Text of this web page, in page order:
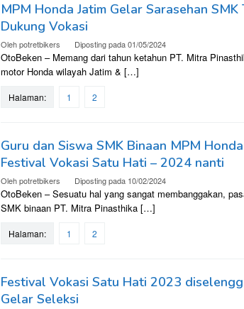
MPM Honda Jatim Gelar Sarasehan
Dukung Vokasi
Olehpotretbikers Diposting pada01/05/2024
OtoBeken – Memang dari tahun ketahun PT. Mitra
motor Honda wilayah Jatim & […]
Halaman: 1 2
Guru dan Siswa SMK Binaan MPM
Festival Vokasi Satu Hati – 2024 nanti
Olehpotretbikers Diposting pada 10/02/2024
OtoBeken – Sesuatu hal yang sangat membanggakan,
SMK binaan PT. Mitra Pinasthika […]
Halaman: 1 2
Festival Vokasi Satu Hati 2023
Gelar Seleksi